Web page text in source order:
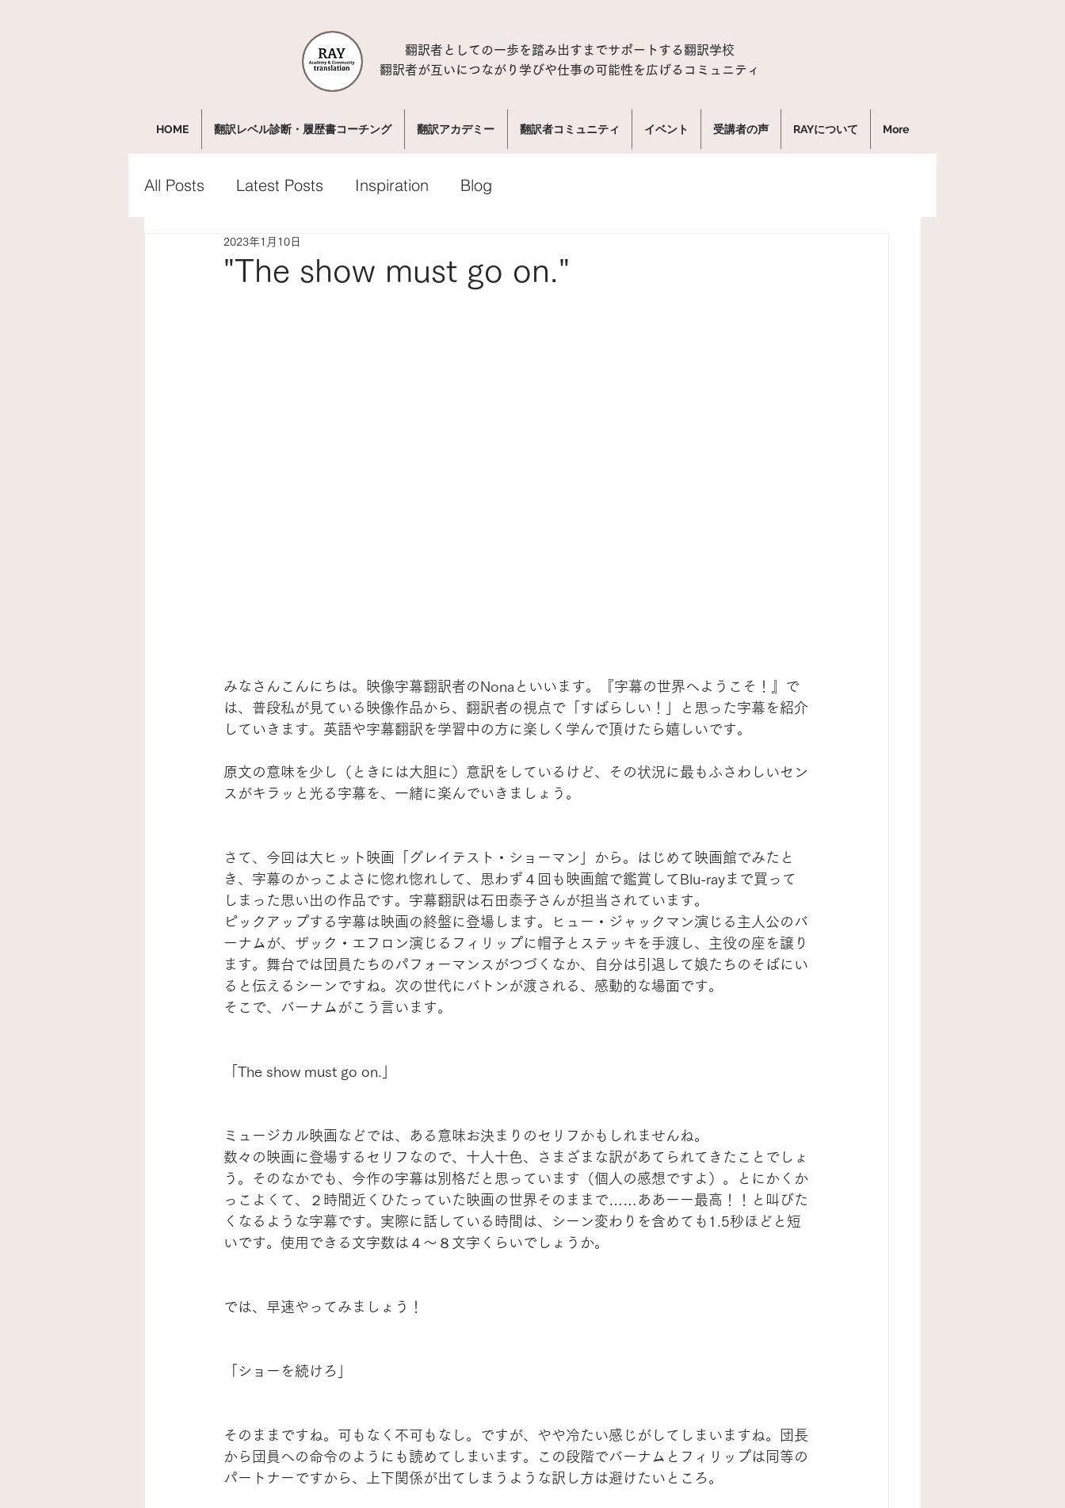
翻訳者としての一歩を踏み出すまでサポートする翻訳学校
翻訳者が互いにつながり学びや仕事の可能性を広げるコミュニティ
HOME 翻訳レベル診断・履歴書コーチング 翻訳アカデミー 翻訳者コミュニティ イベント 受講者の声 RAYについて More
All Posts Latest Posts Inspiration Blog
"The show must go on."
2023年1月10日
みなさんこんにちは。映像字幕翻訳者のNonaといいます。『字幕の世界へようこそ！』で
は、普段私が見ている映像作品から、翻訳者の視点で「すばらしい！」と思った字幕を紹介
していきます。英語や字幕翻訳を学習中の方に楽しく学んで頂けたら嬉しいです。
原文の意味を少し（ときには大胆に）意訳をしているけど、その状況に最もふさわしいセン
スがキラッと光る字幕を、一緒に楽んでいきましょう。
さて、今回は大ヒット映画「グレイテスト・ショーマン」から。はじめて映画館でみたと
き、字幕のかっこよさに惚れ惚れして、思わず４回も映画館で鑑賞してBlu-rayまで買って
しまった思い出の作品です。字幕翻訳は石田泰子さんが担当されています。
ピックアップする字幕は映画の終盤に登場します。ヒュー・ジャックマン演じる主人公のバ
ーナムが、ザック・エフロン演じるフィリップに帽子とステッキを手渡し、主役の座を譲り
ます。舞台では団員たちのパフォーマンスがつづくなか、自分は引退して娘たちのそばにい
ると伝えるシーンですね。次の世代にバトンが渡される、感動的な場面です。
そこで、バーナムがこう言います。
「The show must go on.」
ミュージカル映画などでは、ある意味お決まりのセリフかもしれませんね。
数々の映画に登場するセリフなので、十人十色、さまざまな訳があてられてきたことでしょ
う。そのなかでも、今作の字幕は別格だと思っています（個人の感想ですよ）。とにかくか
っこよくて、２時間近くひたっていた映画の世界そのままで……ああーー最高！！と叫びた
くなるような字幕です。実際に話している時間は、シーン変わりを含めても1.5秒ほどと短
いです。使用できる文字数は４～８文字くらいでしょうか。
では、早速やってみましょう！
「ショーを続けろ」
そのままですね。可もなく不可もなし。ですが、やや冷たい感じがしてしまいますね。団長
から団員への命令のようにも読めてしまいます。この段階でバーナムとフィリップは同等の
パートナーですから、上下関係が出てしまうような訳し方は避けたいところ。